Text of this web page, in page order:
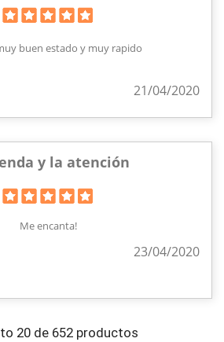
buen estado y muy rapido
21/04/2020
y la atención
Me encanta!
23/04/2020
20 de 652 productos